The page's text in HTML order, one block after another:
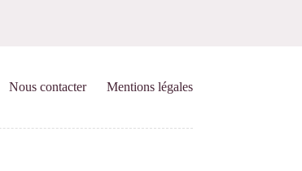
Nous contacter Mentions légales